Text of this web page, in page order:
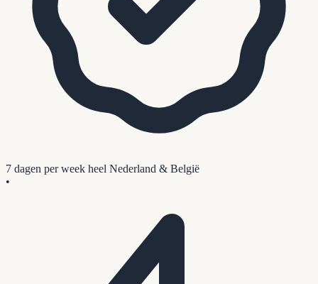
7 dagen per week heel Nederland & België
•